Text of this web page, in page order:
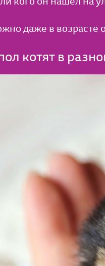
даже в возрасте
котят в